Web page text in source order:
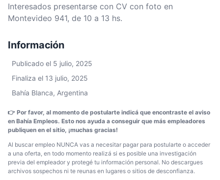
Interesados presentarse con CV con foto en
Montevideo 941, de 10 a 13 hs.
Información
Publicado el 5 julio, 2025
Finaliza el 13 julio, 2025
Bahía Blanca, Argentina
👉 Por favor, al momento de postularte indicá que encontraste el aviso
en Bahía Empleos. Esto nos ayuda a conseguir que más empleadores
publiquen en el sitio, ¡muchas gracias!
Al buscar empleo NUNCA vas a necesitar pagar para postularte o acceder
a una oferta, en todo momento realizá si es posible una investigación
previa del empleador y protegé tu información personal. No descargues
archivos sospechos ni te reunas en lugares o sitios de desconfianza.